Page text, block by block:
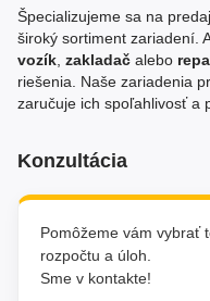
Špecializujeme sa na
široký sortiment zariadení.
vozík, zakladač alebo
riešenia. Naše zariadenia
zaručuje ich spoľahlivosť a
Konzultácia
Pomôžeme vám vybrať
rozpočtu a úloh.
Sme v kontakte!